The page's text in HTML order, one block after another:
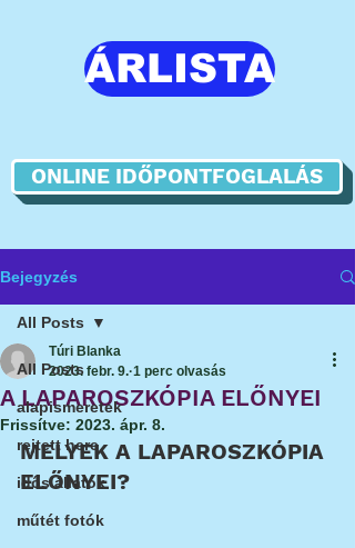
ÁRLISTA
ONLINE IDŐPONTFOGLALÁS
Bejegyzés
All Posts
alapismeretek
rejtett here
idős állatok
műtét fotók
All Posts
A LAPAROSZKÓPIA ELŐNYEI
Túri Blanka
2023. febr. 9. 1 perc olvasás
Frissítve: 2023. ápr. 8.
MELYEK A LAPAROSZKÓPIA
ELŐNYEI?